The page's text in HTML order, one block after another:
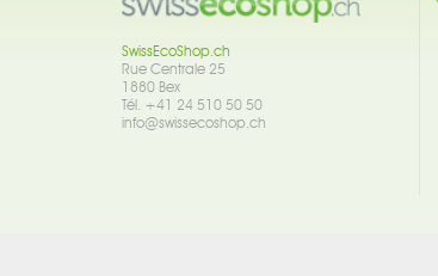
SwissEcoShop.ch
Rue Centrale 25
1880 Bex
Tél. +41 24 510 50 50
info@swissecoshop.ch